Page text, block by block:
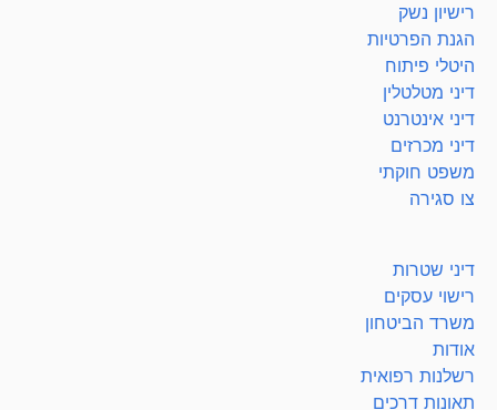
רישיון נשק
הגנת הפרטיות
היטלי פיתוח
דיני מטלטלין
דיני אינטרנט
דיני מכרזים
משפט חוקתי
צו סגירה
דיני שטרות
רישוי עסקים
משרד הביטחון
אודות
רשלנות רפואית
תאונות דרכים